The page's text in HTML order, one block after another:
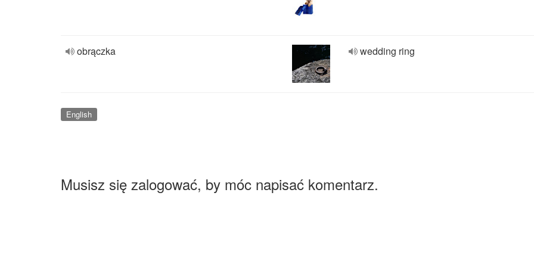
obrączka wedding ring
English
Musisz się zalogować, by móc napisać komentarz.